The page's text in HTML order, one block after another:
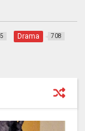
Drama 708